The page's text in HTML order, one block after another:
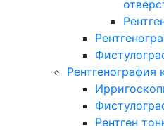
Рентгенография
Рентген